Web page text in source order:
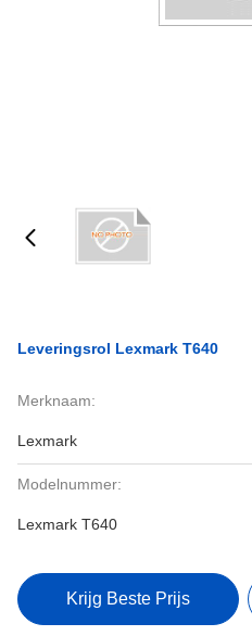
Leveringsrol Lexmark T640
Merknaam:
Lexmark
Modelnummer:
Lexmark T640
Krijg Beste Prijs